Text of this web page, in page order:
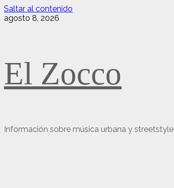
Saltar al contenido
agosto 8, 2026
El Zocco
Información sobre música urbana y streetstyle